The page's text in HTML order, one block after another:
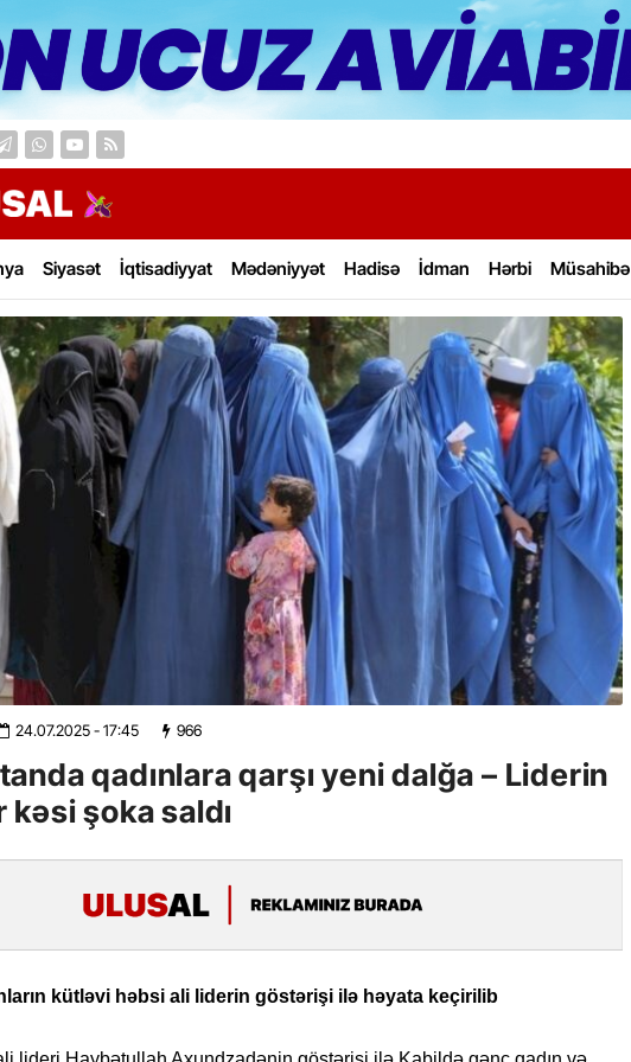
Siyasət İqtisadiyyat Mədəniyyət Hadisə İdman Hərbi Müsahibə
24.07.2025- 17:45 966
qadınlara qarşı yeni dalğa – Liderin
kəsi şoka saldı
kütləvi həbsi ali liderin göstərişi ilə həyata keçirilib